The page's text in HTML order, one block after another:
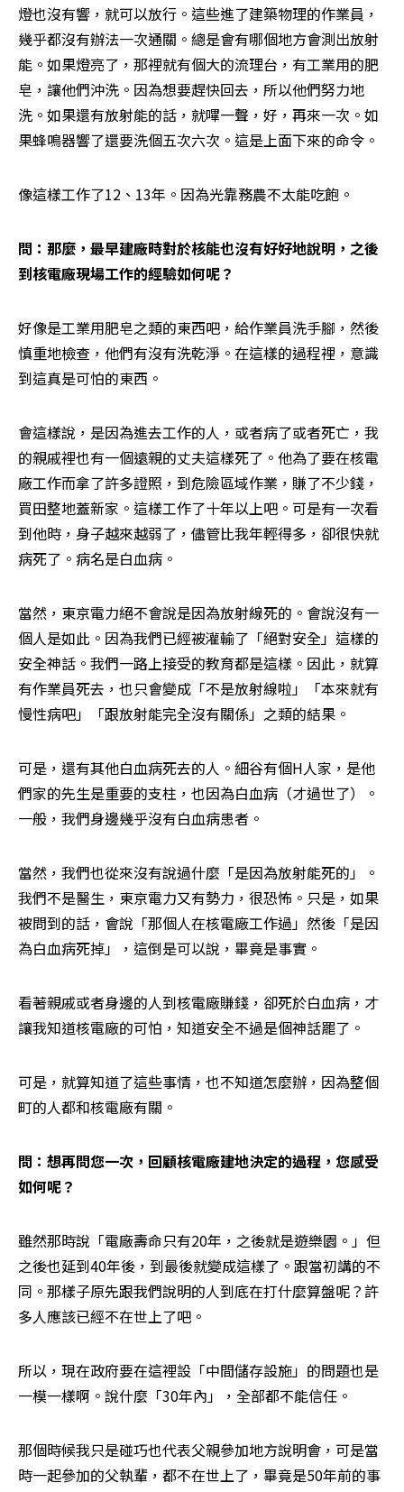
燈也沒有響，就可以放行。這些進了建築物理的作業員，
幾乎都沒有辦法一次通關。總是會有哪個地方會測出放射
能。如果燈亮了，那裡就有個大的流理台，有工業用的肥
皂，讓他們沖洗。因為想要趕快回去，所以他們努力地
洗。如果還有放射能的話，就嗶一聲，好，再來一次。如
果蜂鳴器響了還要洗個五次六次。這是上面下來的命令。
像這樣工作了12、13年。因為光靠務農不太能吃飽。
問：那麼，最早建廠時對於核能也沒有好好地說明，之後
到核電廠現場工作的經驗如何呢？
好像是工業用肥皂之類的東西吧，給作業員洗手腳，然後
慎重地檢查，他們有沒有洗乾淨。在這樣的過程裡，意識
到這真是可怕的東西。
會這樣說，是因為進去工作的人，或者病了或者死亡，我
的親戚裡也有一個遠親的丈夫這樣死了。他為了要在核電
廠工作而拿了許多證照，到危險區域作業，賺了不少錢，
買田整地蓋新家。這樣工作了十年以上吧。可是有一次看
到他時，身子越來越弱了，儘管比我年輕得多，卻很快就
病死了。病名是白血病。
當然，東京電力絕不會說是因為放射線死的。會說沒有一
個人是如此。因為我們已經被灌輸了「絕對安全」這樣的
安全神話。我們一路上接受的教育都是這樣。因此，就算
有作業員死去，也只會變成「不是放射線啦」「本來就有
慢性病吧」「跟放射能完全沒有關係」之類的結果。
可是，還有其他白血病死去的人。細谷有個H人家，是他
們家的先生是重要的支柱，也因為白血病（才過世了）。
一般，我們身邊幾乎沒有白血病患者。
當然，我們也從來沒有說過什麼「是因為放射能死的」。
我們不是醫生，東京電力又有勢力，很恐怖。只是，如果
被問到的話，會說「那個人在核電廠工作過」然後「是因
為白血病死掉」，這倒是可以說，畢竟是事實。
看著親戚或者身邊的人到核電廠賺錢，卻死於白血病，才
讓我知道核電廠的可怕，知道安全不過是個神話罷了。
可是，就算知道了這些事情，也不知道怎麼辦，因為整個
町的人都和核電廠有關。
問：想再問您一次，回顧核電廠建地決定的過程，您感受
如何呢？
雖然那時說「電廠壽命只有20年，之後就是遊樂園。」但
之後也延到40年後，到最後就變成這樣了。跟當初講的不
同。那樣子原先跟我們說明的人到底在打什麼算盤呢？許
多人應該已經不在世上了吧。
所以，現在政府要在這裡設「中間儲存設施」的問題也是
一模一樣啊。說什麼「30年內」，全部都不能信任。
那個時候我只是碰巧也代表父親參加地方說明會，可是當
時一起參加的父執輩，都不在世上了，畢竟是50年前的事